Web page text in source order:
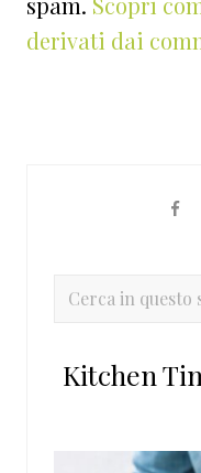
derivati dai
primaria
Cerca
sito
Kitchen